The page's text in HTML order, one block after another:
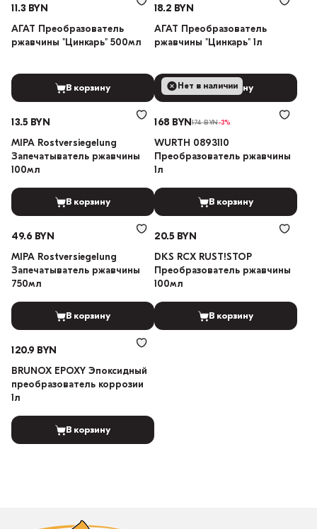
11.3 BYN
АГАТ Преобразователь
ржавчины "Цинкарь" 500мл
В корзину
18.2 BYN
АГАТ Преобразователь
ржавчины "Цинкарь" 1л
В корзину
13.5 BYN
MIPA Rostversiegelung
Запечатыватель ржавчины
100мл
В корзину
Нет в наличии
168 BYN174 BYN-3%
WURTH 0893110
Преобразователь ржавчины
1л
В корзину
49.6 BYN
MIPA Rostversiegelung
Запечатыватель ржавчины
750мл
В корзину
20.5 BYN
DKS RCX RUST!STOP
Преобразователь ржавчины
100мл
В корзину
120.9 BYN
BRUNOX EPOXY Эпоксидный
преобразователь коррозии
1л
В корзину